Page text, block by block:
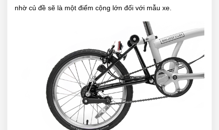
nhờ củ đề sẽ là một điểm cộng lớn đối với mẫu xe.